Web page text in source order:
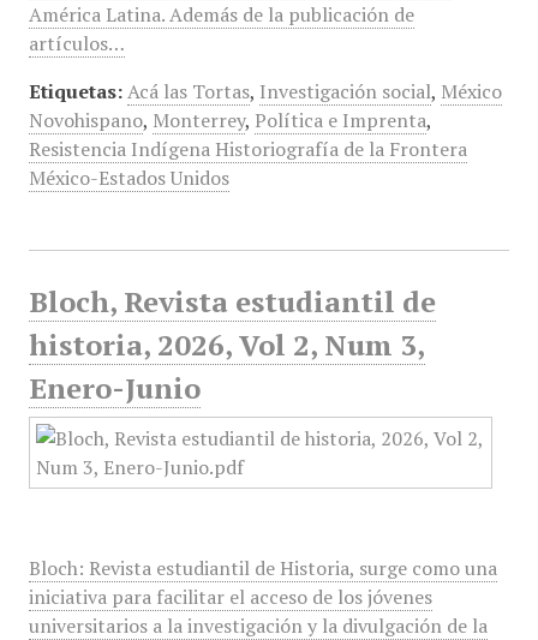
América Latina. Además de la publicación de
artículos…
Etiquetas: Acá las Tortas, Investigación social, México
Novohispano, Monterrey, Política e Imprenta,
Resistencia Indígena Historiografía de la Frontera
México-Estados Unidos
Bloch, Revista estudiantil de
historia, 2026, Vol 2, Num 3,
Enero-Junio
Bloch: Revista estudiantil de Historia, surge como una
iniciativa para facilitar el acceso de los jóvenes
universitarios a la investigación y la divulgación de la